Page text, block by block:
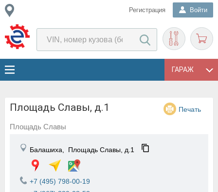
Регистрация Войти
ГАРАЖ
Площадь Славы, д.1 Печать
Площадь Славы
Балашиха, Площадь Славы, д.1
+7 (495) 798-00-19